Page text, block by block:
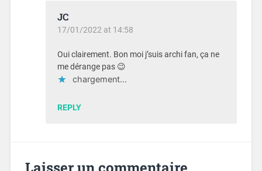
JC
17/01/2022 at 14:58
Oui clairement. Bon moi j’suis archi fan, ça ne
me dérange pas 😉
chargement…
REPLY